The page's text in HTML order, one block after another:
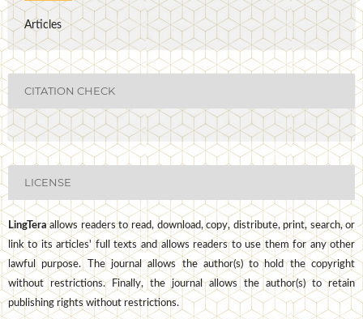
Articles
CITATION CHECK
LICENSE
LingTeraallows readers to read, download, copy, distribute, print, search, or
link to its articles' full texts and allows readers to use them for any other
lawful purpose. The journal allows the author(s) to hold the copyright
without restrictions. Finally, the journal allows the author(s) to retain
publishing rights without restrictions.